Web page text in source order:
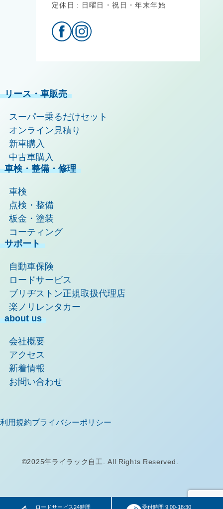
ロードサービス24時間 受付時間 9:00-18:30
定休日
日曜日・祝日・年末年始
リース・車販売
スーパー乗るだけセット
オンライン見積り
新車購入
中古車購入
車検・整備・修理
車検
点検・整備
板金・塗装
コーティング
サポート
自動車保険
ロードサービス
ブリヂストン正規取扱代理店
楽ノリレンタカー
about us
会社概要
アクセス
新着情報
お問い合わせ
利用規約プライバシーポリシー
©2025年ライラック自工. All Rights Reserved.